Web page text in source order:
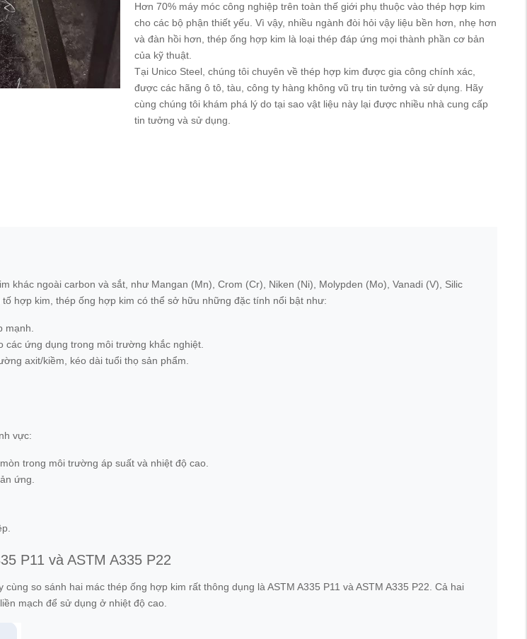
Hơn 70% máy móc công nghiệp trên toàn thế giới phụ thuộc vào thép hợp kim
cho các bộ phận thiết yếu. Vì vậy, nhiều ngành đòi hỏi vậy liệu bền hơn, nhẹ hơn
và đàn hồi hơn, thép ống hợp kim là loại thép đáp ứng mọi thành phần cơ bản
của kỹ thuật.
Tại Unico Steel, chúng tôi chuyên về thép hợp kim được gia công chính xác,
được các hãng ô tô, tàu, công ty hàng không vũ trụ tin tưởng và sử dụng. Hãy
cùng chúng tôi khám phá lý do tại sao vật liệu này lại được nhiều nhà cung cấp
tin tưởng và sử dụng.
khác ngoài carbon và sắt, như Mangan (Mn), Crom (Cr), Niken (Ni), Molypden (Mo), Vanadi (V), Silic
hợp kim, thép ống hợp kim có thể sở hữu những đặc tính nổi bật như:
mạnh.
ứng dụng trong môi trường khắc nghiệt.
axit/kiềm, kéo dài tuổi thọ sản phẩm.
vực:
trong môi trường áp suất và nhiệt độ cao.
ứng.
P11 và ASTM A335 P22
so sánh hai mác thép ống hợp kim rất thông dụng là ASTM A335 P11 và ASTM A335 P22. Cả hai
mạch để sử dụng ở nhiệt độ cao.